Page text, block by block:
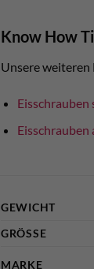
Know How
Unsere weiteren
Eisschrauben
Eisschrauben
GEWICHT
GRÖSSE
MARKE